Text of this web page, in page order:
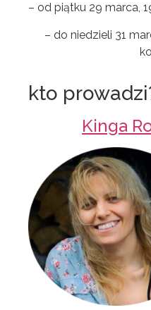
– od piątku 29 marca,
– do niedzieli 31
kto
Kinga